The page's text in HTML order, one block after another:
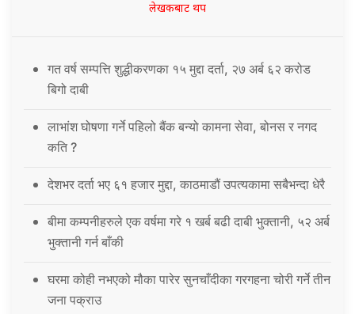
लेखकबाट थप
गत वर्ष सम्पत्ति शुद्धीकरणका १५ मुद्दा दर्ता, २७ अर्ब ६२ करोड
बिगो दाबी
लाभांश घोषणा गर्ने पहिलो बैंक बन्यो कामना सेवा, बोनस र नगद
कति ?
देशभर दर्ता भए ६१ हजार मुद्दा, काठमाडौं उपत्यकामा सबैभन्दा धेरै
बीमा कम्पनीहरुले एक वर्षमा गरे १ खर्ब बढी दाबी भुक्तानी, ५२ अर्ब
भुक्तानी गर्न बाँकी
घरमा कोही नभएको मौका पारेर सुनचाँदीका गरगहना चोरी गर्ने तीन
जना पक्राउ